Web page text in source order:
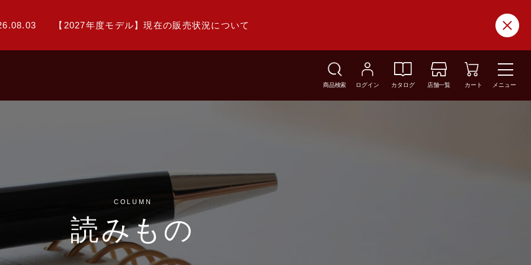
【2027年度モデル】現在の販売状況について
商品検索 ログイン カタログ 店舗一覧 カート メニュー
COLUMN
読みもの